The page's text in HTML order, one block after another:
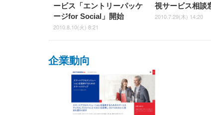
ービス「エントリーパッケ
ージfor Social」開始
2010.8.10(火) 8:21
視サービス相談
2010.7.29(木) 14:20
企業動向